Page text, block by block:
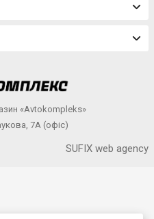
«Avtokompleks»
7А (офіс)
SUFIX web agency